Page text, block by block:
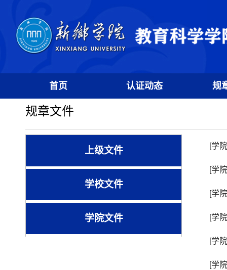
首页 认证动态 规
规章文件
上级文件
学校文件
学院文件
[学
[学
[学
[学
[学
[学